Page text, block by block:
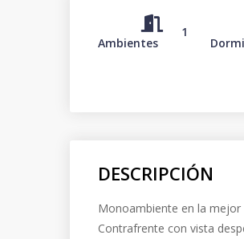
Ambientes
1
DESCRIPCIÓN
Monoambiente en la mejor
Contrafrente con vista